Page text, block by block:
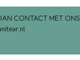
CONTACT MET ONS